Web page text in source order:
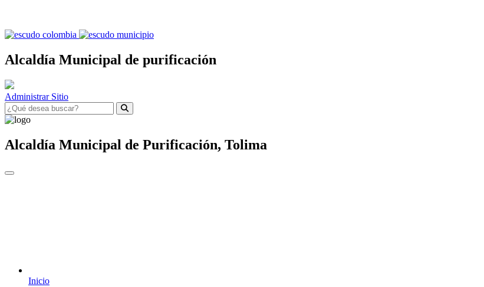
Alcaldía Municipal de purificación
Administrar Sitio
Alcaldía Municipal de Purificación, Tolima
Inicio